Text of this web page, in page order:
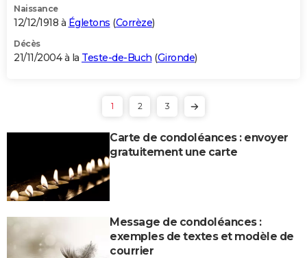
Naissance
12/12/1918 à Égletons (Corrèze)
Décès
21/11/2004 à la Teste-de-Buch (Gironde)
1 2 3
Carte de condoléances : envoyer
gratuitement une carte
Message de condoléances :
exemples de textes et modèle de
courrier